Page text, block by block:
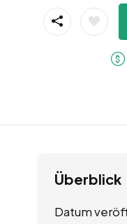
Überblick
Datum